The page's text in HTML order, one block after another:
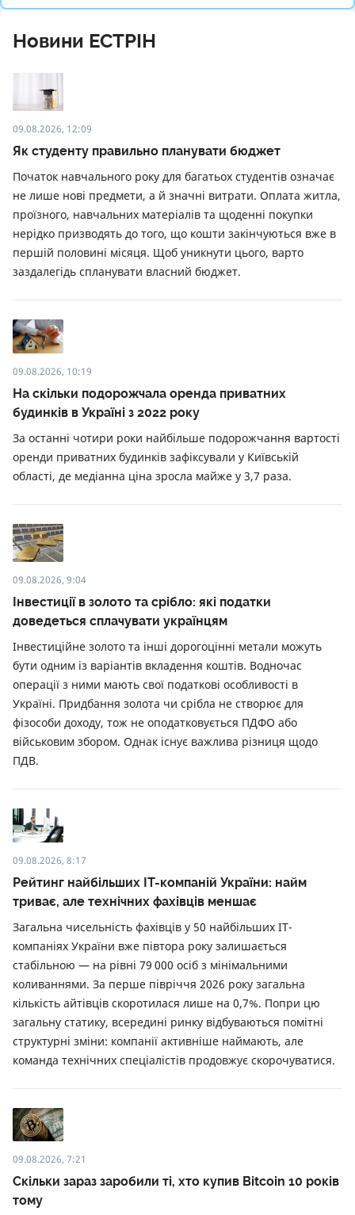
Новини ЕСТРІН
09.08.2026, 12:09
Як студенту правильно планувати бюджет
Початок навчального року для багатьох студентів означає
не лише нові предмети, а й значні витрати. Оплата житла,
проїзного, навчальних матеріалів та щоденні покупки
нерідко призводять до того, що кошти закінчуються вже в
першій половині місяця. Щоб уникнути цього, варто
заздалегідь спланувати власний бюджет.
09.08.2026, 10:19
На скільки подорожчала оренда приватних
будинків в Україні з 2022 року
За останні чотири роки найбільше подорожчання вартості
оренди приватних будинків зафіксували у Київській
області, де медіанна ціна зросла майже у 3,7 раза.
09.08.2026, 9:04
Інвестиції в золото та срібло: які податки
доведеться сплачувати українцям
Інвестиційне золото та інші дорогоцінні метали можуть
бути одним із варіантів вкладення коштів. Водночас
операції з ними мають свої податкові особливості в
Україні. Придбання золота чи срібла не створює для
фізособи доходу, тож не оподатковується ПДФО або
військовим збором. Однак існує важлива різниця щодо
ПДВ.
09.08.2026, 8:17
Рейтинг найбільших ІТ-компаній України: найм
триває, але технічних фахівців меншає
Загальна чисельність фахівців у 50 найбільших ІТ-
компаніях України вже півтора року залишається
стабільною — на рівні 79 000 осіб з мінімальними
коливаннями. За перше півріччя 2026 року загальна
кількість айтівців скоротилася лише на 0,7%. Попри цю
загальну статику, всередині ринку відбуваються помітні
структурні зміни: компанії активніше наймають, але
команда технічних спеціалістів продовжує скорочуватися.
09.08.2026, 7:21
Скільки зараз заробили ті, хто купив Bitcoin 10 років
тому